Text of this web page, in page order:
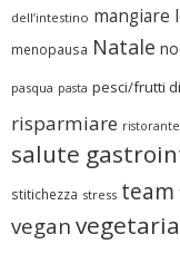
dell’intestino mangiare
menopausa Natale
pasqua pasta pesci/frutti
risparmiare ristorante
salute
stitichezza stress team
vegan